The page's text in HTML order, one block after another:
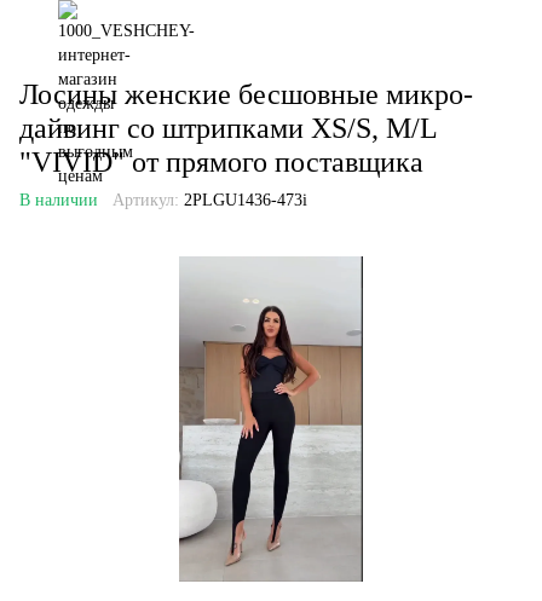
Лосины женские бесшовные микро-
дайвинг со штрипками XS/S, M/L
"VIVID" от прямого поставщика
В наличии Артикул: 2PLGU1436-473i